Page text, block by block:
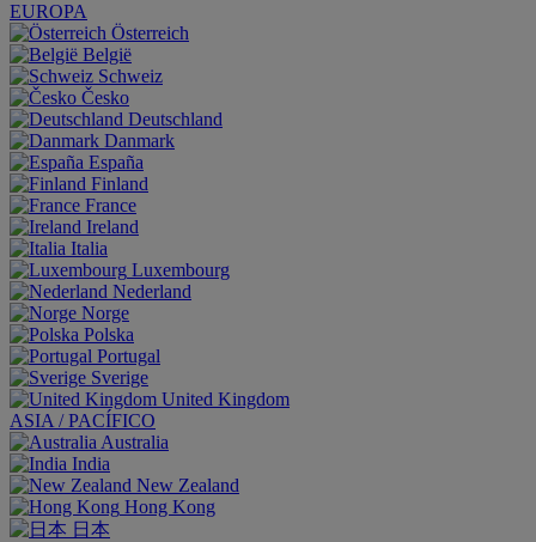
EUROPA
Österreich
België
Schweiz
Česko
Deutschland
Danmark
España
Finland
France
Ireland
Italia
Luxembourg
Nederland
Norge
Polska
Portugal
Sverige
United Kingdom
ASIA / PACÍFICO
Australia
India
New Zealand
Hong Kong
日本